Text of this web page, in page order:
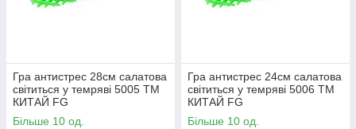
Гра антистрес 28см салатова
світиться у темряві 5005 ТМ
КИТАЙ FG
Більше 10 од.
Гра антистрес 24см салатова
світиться у темряві 5006 ТМ
КИТАЙ FG
Більше 10 од.